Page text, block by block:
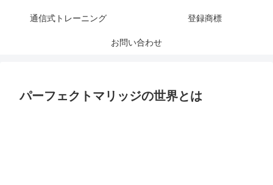
通信式トレーニング 登録商標
お問い合わせ
パーフェクトマリッジの世界とは